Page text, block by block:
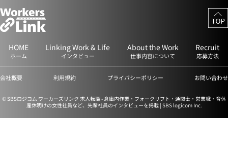
HOME
ホーム
Linking Work & Life
インタビュー
About the Work
仕事内容について
Recruit
応募方法
会社概要 利用規約 プライバシーポリシー お問い合わせ
© SBSロジコム ワーカーズリンク 求人転職 - 倉庫内作業・フォークリフト・通関士・営業職・育休
産休明けの女性社員など、先輩社員のインタビューを掲載 | SBS logicom Inc.